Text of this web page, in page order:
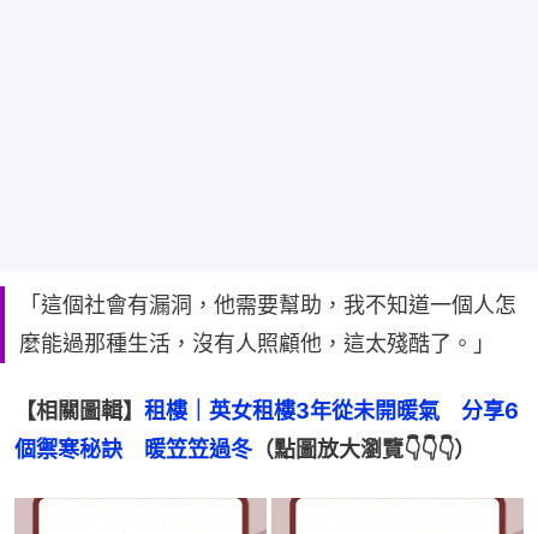
「這個社會有漏洞，他需要幫助，我不知道一個人怎
麼能過那種生活，沒有人照顧他，這太殘酷了。」
【相關圖輯】 租樓｜英女租樓3年從未開暖氣　分享6
個禦寒秘訣　暖笠笠過冬（點圖放大瀏覽👇👇👇）